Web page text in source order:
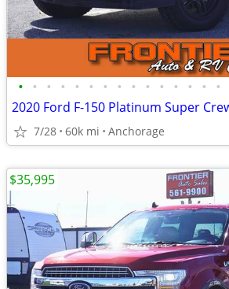
• • • • • • • • • • • • • • •
7/28 60k mi Anchorage
$35,995